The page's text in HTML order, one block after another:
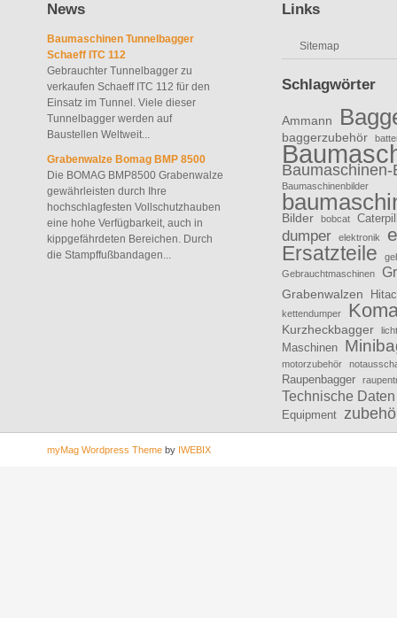
News
Baumaschinen Tunnelbagger
Schaeff ITC 112
Gebrauchter Tunnelbagger zu
verkaufen Schaeff ITC 112 für den
Einsatz im Tunnel. Viele dieser
Tunnelbagger werden auf
Baustellen Weltweit...
Grabenwalze Bomag BMP 8500
Die BOMAG BMP8500 Grabenwalze
gewährleisten durch Ihre
hochschlagfesten Vollschutzhauben
eine hohe Verfügbarkeit, auch in
kippgefährdeten Bereichen. Durch
die Stampffußbandagen...
Links
Sitemap
Schlagwörter
Ammann
baggerzubehör
Baumaschinen-
Baumaschinenbilder
Bilder bobcat
dumper elektronik
Ersatzteile
Gebrauchtmaschinen
Grabenwalzen
kettendumper
Kurzheckbagger
Maschinen
motorzubehör
Raupenbagger
Technische Daten
Equipment
myMag Wordpress Themeby IWEBIX